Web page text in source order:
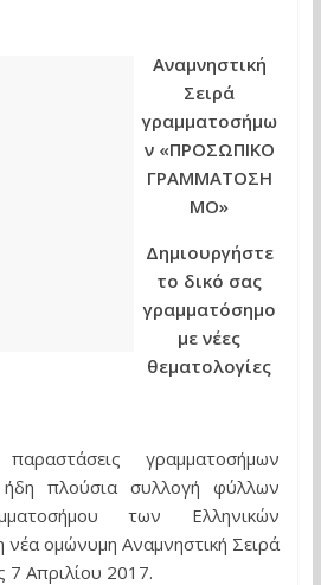
Αναμνηστική
Σειρά
γραμματοσήμω
ν «ΠΡΟΣΩΠΙΚΟ
ΓΡΑΜΜΑΤΟΣΗ
ΜΟ»
Δημιουργήστε
το δικό σας
γραμματόσημο
με νέες
θεματολογίες
γραμματοσήμων
ήδη πλούσια συλλογή φύλλων
των Ελληνικών
νέα ομώνυμη Αναμνηστική Σειρά
7 Απριλίου 2017.